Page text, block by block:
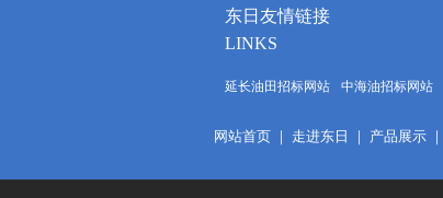
东日友情链接
LINKS
延长油田招标网站 中海油招标网站
网站首页 ｜ 走进东日 ｜ 产品展示 ｜